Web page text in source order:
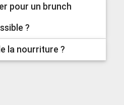
pour un brunch
?
la nourriture ?